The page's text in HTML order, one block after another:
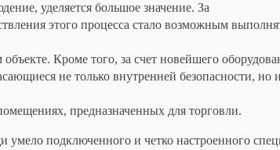
уделяется большое значение. За
этого процесса стало возможным
объекте. Кроме того, за счет новейшего
не только внутренней безопасности,
предназначенных для торговли.
подключенного и четко настроенного